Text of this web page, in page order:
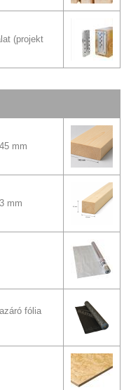
(projekt
mm
mm
fólia